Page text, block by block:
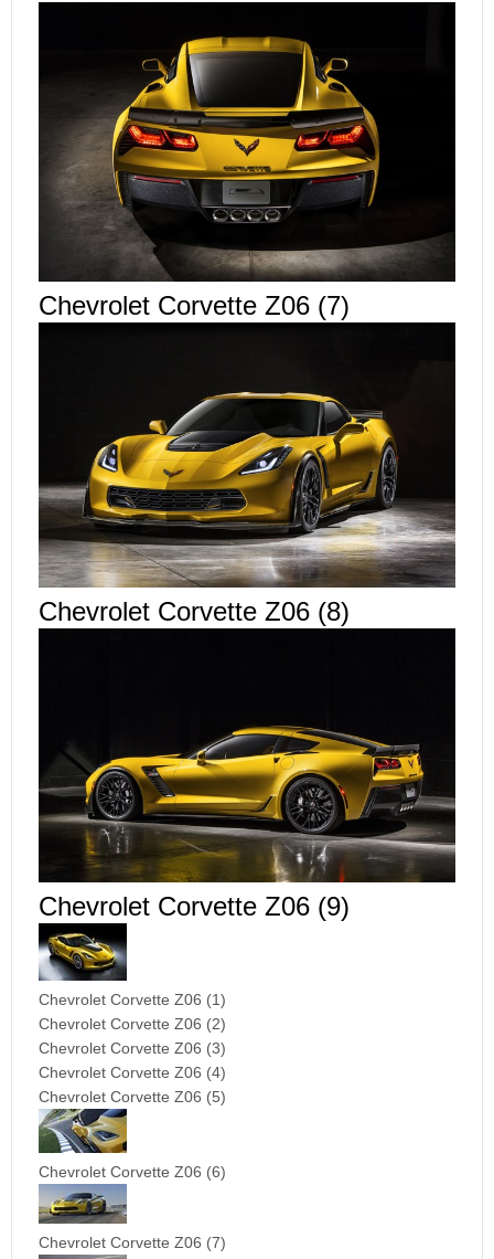
Chevrolet Corvette Z06 (7)
Chevrolet Corvette Z06 (8)
Chevrolet Corvette Z06 (9)
Chevrolet Corvette Z06 (1)
Chevrolet Corvette Z06 (2)
Chevrolet Corvette Z06 (3)
Chevrolet Corvette Z06 (4)
Chevrolet Corvette Z06 (5)
Chevrolet Corvette Z06 (6)
Chevrolet Corvette Z06 (7)